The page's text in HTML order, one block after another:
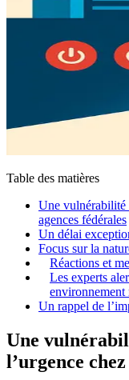
Table des matières
Une vulnérabilité
agences fédérales
Un délai
Focus sur la
Réactions et
Les experts
environnement
Un rappel de
Une
l’urgence